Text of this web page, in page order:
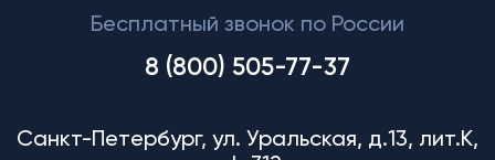
Бесплатный звонок по России
8 (800) 505-77-37
Санкт-Петербург, ул. Уральская, д.13, лит.К,